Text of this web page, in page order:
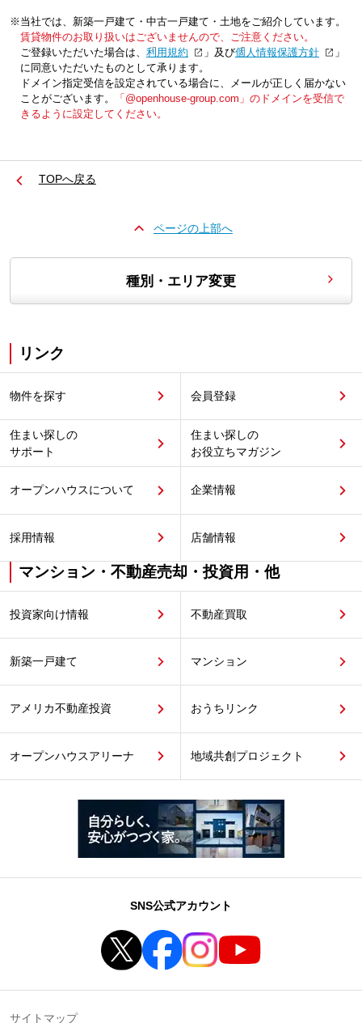
※当社では、新築一戸建て・中古一戸建て・土地をご紹介しています。
賃貸物件のお取り扱いはございませんので、ご注意ください。
ご登録いただいた場合は、「利用規約 」及び「個人情報保護方針
」
に同意いただいたものとして承ります。
ドメイン指定受信を設定されている場合に、メールが正しく届かない
ことがございます。
「@openhouse-group.com」のドメインを受信で
きるように設定してください。
TOPへ戻る
ページの上部へ
種別・エリア変更
リンク
物件を探す 会員登録
住まい探しの
サポート
住まい探しの
お役立ちマガジン
オープンハウスについて 企業情報
採用情報 店舗情報
マンション・不動産売却・投資用・他
投資家向け情報 不動産買取
新築一戸建て マンション
アメリカ不動産投資 おうちリンク
オープンハウスアリーナ 地域共創プロジェクト
SNS公式アカウント
サイトマップ